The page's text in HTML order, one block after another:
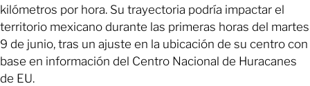
kilómetros por hora. Su trayectoria podría impactar el
territorio mexicano durante las primeras horas del martes
9 de junio, tras un ajuste en la ubicación de su centro con
base en información del Centro Nacional de Huracanes
de EU.